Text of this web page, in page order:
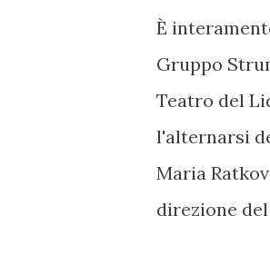
È
Gruppo
Teatro del
l'alternarsi
Maria
direzione